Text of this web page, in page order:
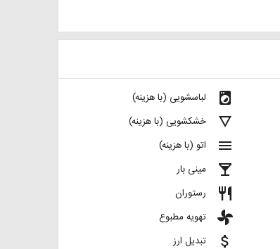
local_laundry_service لباسشویی (با هزینه)
details خشکشویی (با هزینه)
menu اتو (با هزینه)
local_bar مینی بار
restaurant رستوران
toys تهویه مطبوع
attach_money تبدیل ارز